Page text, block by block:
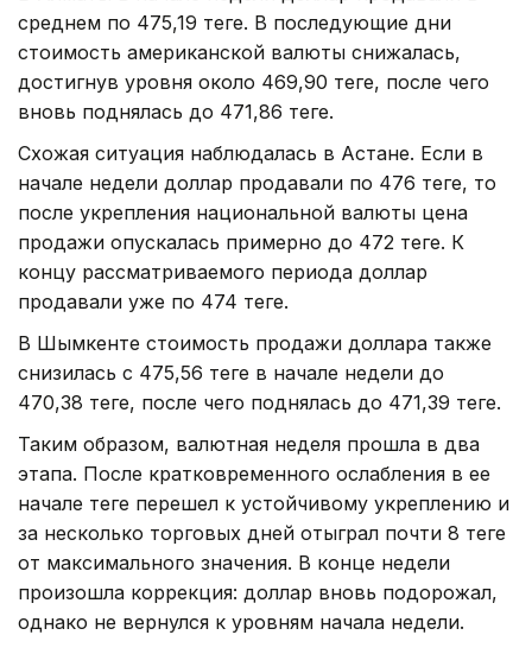
среднем по 475,19 теңге. В последующие дни
стоимость американской валюты снижалась,
достигнув уровня около 469,90 теңге, после чего
вновь поднялась до 471,86 теңге.
Схожая ситуация наблюдалась в Астане. Если в
начале недели доллар продавали по 476 теңге, то
после укрепления национальной валюты цена
продажи опускалась примерно до 472 теңге. К
концу рассматриваемого периода доллар
продавали уже по 474 теңге.
В Шымкенте стоимость продажи доллара также
снизилась с 475,56 теңге в начале недели до
470,38 теңге, после чего поднялась до 471,39 теңге.
Таким образом, валютная неделя прошла в два
этапа. После кратковременного ослабления в ее
начале теңге перешел к устойчивому укреплению и
за несколько торговых дней отыграл почти 8 теңге
от максимального значения. В конце недели
произошла коррекция: доллар вновь подорожал,
однако не вернулся к уровням начала недели.